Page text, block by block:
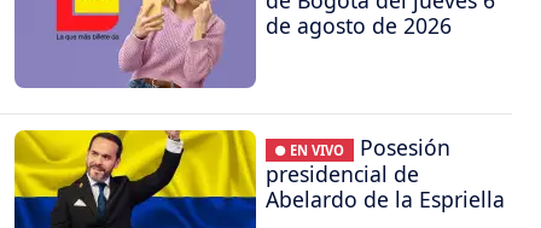
de agosto de 2026
● EN VIVO
Posesión
presidencial de
Abelardo de la Espriella